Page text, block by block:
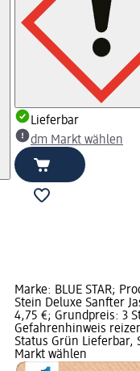
Lieferbar
dm Markt wählen
Marke: BLUE STAR;
Stein Deluxe Sanfter
4,75 €; Grundpreis: 3
Gefahrenhinweis
Status Grün Lieferbar,
Markt wählen